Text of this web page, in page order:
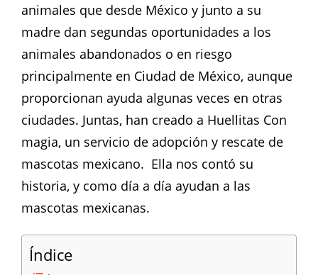
animales que desde México y junto a su
madre dan segundas oportunidades a los
animales abandonados o en riesgo
principalmente en Ciudad de México, aunque
proporcionan ayuda algunas veces en otras
ciudades. Juntas, han creado a Huellitas Con
magia, un servicio de adopción y rescate de
mascotas mexicano. Ella nos contó su
historia, y como día a día ayudan a las
mascotas mexicanas.
Índice